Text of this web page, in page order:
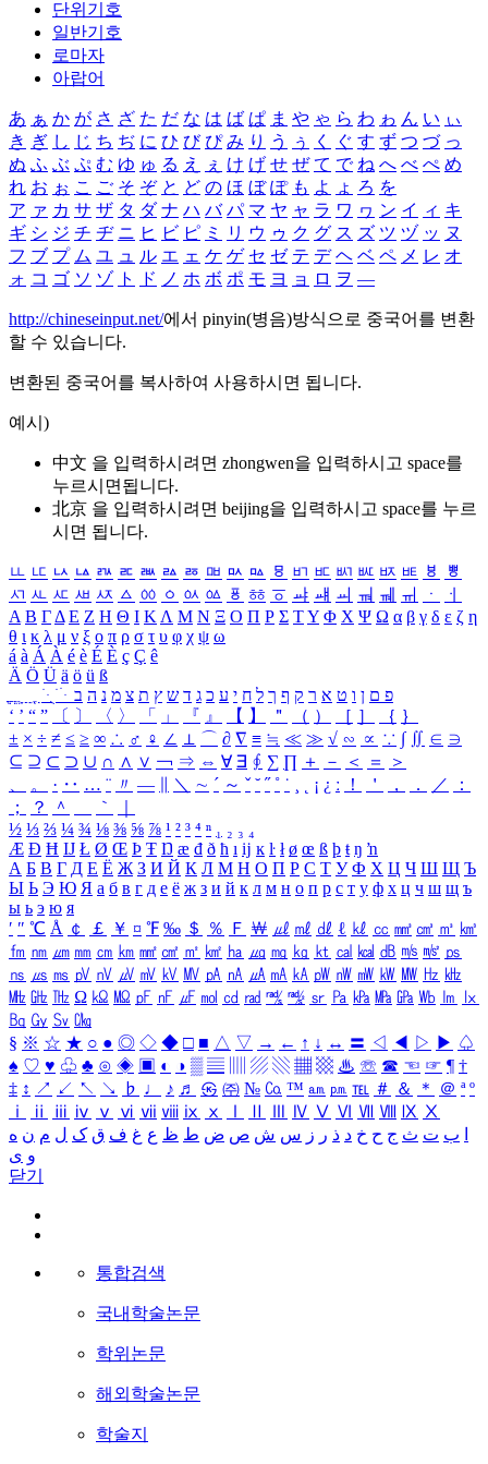
단위기호
일반기호
로마자
아랍어
あ ぁ か が さ ざ た だ な は ば ぱ ま や ゃ ら わ ゎ ん い ぃ
き ぎ し じ ち ぢ に ひ び ぴ み り う ぅ く ぐ す ず つ づ っ
ぬ ふ ぶ ぷ む ゆ ゅ る え ぇ け げ せ ぜ て で ね へ べ ぺ め
れ お ぉ こ ご そ ぞ と ど の ほ ぼ ぽ も よ ょ ろ を
ア ァ カ サ ザ タ ダ ナ ハ バ パ マ ヤ ャ ラ ワ ヮ ン イ ィ キ
ギ シ ジ チ ヂ ニ ヒ ビ ピ ミ リ ウ ゥ ク グ ス ズ ツ ヅ ッ ヌ
フ ブ プ ム ユ ュ ル エ ェ ケ ゲ セ ゼ テ デ ヘ ベ ペ メ レ オ
ォ コ ゴ ソ ゾ ト ド ノ ホ ボ ポ モ ヨ ョ ロ ヲ ―
http://chineseinput.net/에서 pinyin(병음)방식으로 중국어를 변환
할 수 있습니다.
변환된 중국어를 복사하여 사용하시면 됩니다.
예시)
中文 을 입력하시려면 zhongwen을 입력하시고 space를
누르시면됩니다.
北京 을 입력하시려면 beijing을 입력하시고 space를 누르
시면 됩니다.
ㅥ ㅦ ㅧ ㅨ ㅩ ㅪ ㅫ ㅬ ㅭ ㅮ ㅯ ㅰ ㅱ ㅲ ㅳ ㅴ ㅵ ㅶ ㅷ ㅸ
ㅹ
ㅺ ㅻ ㅼ ㅽ ㅾ ㅿ ㆀ ㆁ ㆂ ㆃ ㆄ ㆅ ㆆ ㆇ ㆈ ㆉ ㆊ ㆋ ㆌ ㆍ
ㆎ
Α Β ΓΔ Ε Ζ Η Θ Ι ΚΛ Μ Ν Ξ Ο Π Ρ Σ ΤΥ Φ Χ Ψ Ω α β γ δ ε ζ η
θ ι κ λ μ ν ξ ο π ρ σ τ υ φ χ ψ ω
á à Á À é è É È ç Ç ê
Ä Ö Ü ä ö ü ß
ִֶֹ ֻּ ׁׂ פ ם ן ו ט א ר ק ף ך ל ח י ע כ ג ד ש ץ ת צ מ נ ה ב
‘ ’ “ ” 〔 〕 〈 〉 「 」 『 』 【 】 ＂ （ ） ［ ］ ｛ ｝
± × ÷ ≠ ≤ ≥ ∞ ∴ ♂ ♀ ∠ ⊥ ⌒ ∂ ∇ ≡ ≒ ≪ ≫ √ ∽ ∝ ∵ ∫ ∬ ∈ ∋
⊆ ⊇ ⊂ ⊃ ∪ ∩ ∧ ∨ ￢ ⇒ ⇔ ∀ ∃ ∮ ∑ ∏ ＋ － ＜ ＝
＞
、
。 · ‥ … ¨ 〃 ― ＼ ∼ ´ ～ ˇ ˘ ˝ ˚ ˙ ¸ ¡ ¿ ː ！ ＇ ， ． ／
：
；
？ ＾ ｀
½ ⅓ ⅔ ¼ ¾ ⅛ ⅜ ⅝ ⅞ ¹ ² ³ ⁴ ⁿ ₁ ₂ ₃ ₄
Æ Ð Ħ Ĳ Ł Ø Œ Þ Ŧ Ŋ æ đ ð ħ ı ĳ ĸ ŀ ł ø œ ß þ ŧ ŋ ŉ
А Б В Г Д Е Ё Ж З И Й К Л М Н О П Р С Т У Ф Х Ц Ч Ш Щ Ъ
Ы Ь Э Ю Я а б в г д е ё ж з и й к л м н о п р с т у ф х ц ч ш щ ъ
ы ь э ю я
′ ″ ℃ Å ￠ ￡ ￥ ¤ ℉ ‰ ＄ ％ Ｆ ￦ ㎕ ㎖ ㎗ ℓ ㎘ ㏄ ㎣ ㎤ ㎥ ㎦
㎙ ㎚ ㎛ ㎜ ㎝ ㎞ ㎟ ㎠ ㎡ ㎢ ㏊ ㎍ ㎎ ㎏ ㏏ ㎈ ㎉ ㏈ ㎧ ㎨ ㎰
㎱ ㎲ ㎳ ㎴ ㎵ ㎶ ㎷ ㎸ ㎹ ㎀ ㎁ ㎂ ㎃ ㎄ ㎺ ㎻ ㎽ ㎾ ㎿ ㎐ ㎑
㎒ ㎓ ㎔ Ω ㏀ ㏁ ㎊ ㎋ ㎌ ㏖ ㏅ ㎭ ㎮ ㎯ ㏛ ㎩ ㎪ ㎫ ㎬ ㏝ ㏐
㏓
㏃ ㏉ ㏜ ㏆
§ ※ ☆ ★ ○ ● ◎ ◇ ◆ □ ■ △ ▽ → ← ↑ ↓ ↔ 〓 ◁ ◀ ▷ ▶ ♤
♠ ♡ ♥ ♧ ♣ ⊙ ◈ ▣ ◐ ◑ ▒ ▤ ▨ ▧ ▦ ▩ ♨ ☏ ☎ ☜ ☞ ¶ †
‡ ↕ ↗ ↙ ↖ ↘ ♭ ♩ ♪ ♬ ㉿ ㈜ № ㏇ ™ ㏂ ㏘ ℡ ＃ ＆ ＊ ＠ ª º
ⅰ
ⅱ ⅲ ⅳ ⅴ ⅵ ⅶ ⅷ ⅸ ⅹ Ⅳ Ⅴ Ⅵ Ⅶ Ⅷ Ⅸ Ⅹ
ب ت ث ج ح خ د ذ ر ز س ش ص ض ط ظ ع غ ف ق ک ل م ن ه
و ی
닫기
통합검색
국내학술논문
학위논문
해외학술논문
학술지